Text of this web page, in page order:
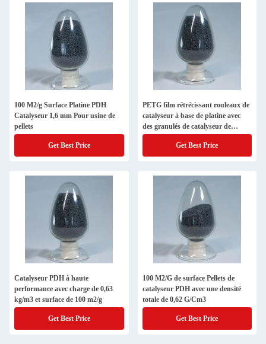
100 M2/g Surface Platine PDH
Catalyseur 1,6 mm Pour usine de
pellets
Get Best Price
PETG film rétrécissant rouleaux de
catalyseur à base de platine avec
des granulés de catalyseur de
platine
Get Best Price
Catalyseur PDH à haute
performance avec charge de 0,63
kg/m3 et surface de 100 m2/g
Get Best Price
100 M2/G de surface Pellets de
catalyseur PDH avec une densité
totale de 0,62 G/Cm3
Get Best Price